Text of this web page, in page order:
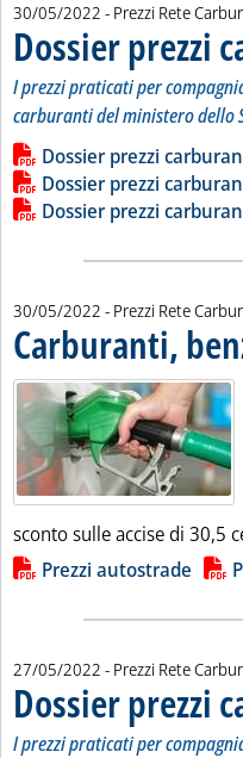
30/05/2022 - Prezzi Rete
Dossier prezzi
I prezzi praticati per
carburanti del ministero dello
Leggi tutta la notizia:
Lista allegati PDF
Dossier prezzi
Dossier prezzi
Dossier prezzi
30/05/2022 - Prezzi Rete
Carburanti,
sconto sulle accise di 30,5
Lista allegati PDF
Prezzi autostrade
27/05/2022 - Prezzi Rete
Dossier prezzi
I prezzi praticati per